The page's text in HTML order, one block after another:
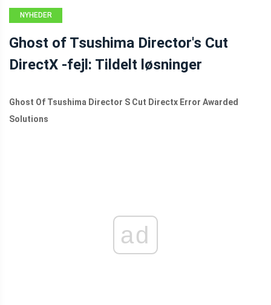
NYHEDER
Ghost of Tsushima Director's Cut
DirectX -fejl: Tildelt løsninger
Ghost Of Tsushima Director S Cut Directx Error Awarded
Solutions
ad